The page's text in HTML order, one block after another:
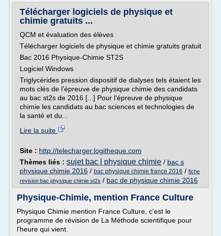
Télécharger logiciels de physique et
chimie gratuits ...
QCM et évaluation des élèves
Télécharger logiciels de physique et chimie gratuits gratuit
Bac 2016 Physique-Chimie ST2S
Logiciel Windows
Triglycérides pression dispositif de dialyses tels étaient les
mots clés de l'épreuve de physique chimie des candidats
au bac st2s de 2016 [...] Pour l'épreuve de physique
chimie les candidats au bac sciences et technologies de
la santé et du...
Lire la suite
Site : http://telecharger.logitheque.com
Thèmes liés : sujet bac l physique chimie / bac s
physique chimie 2016 / bac physique chimie france 2016 / fiche
revision bac physique chimie st2s / bac de physique chimie 2016
Physique-Chimie, mention France Culture
Physique Chimie mention France Culture, c'est le
programme de révision de La Méthode scientifique pour
l'heure qui vient.